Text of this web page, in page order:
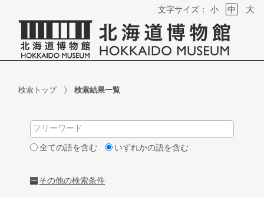
文字サイズ： 小 中 大
検索トップ 検索結果一覧
フリーワード
全ての語を含む いずれかの語を含む
その他の検索条件